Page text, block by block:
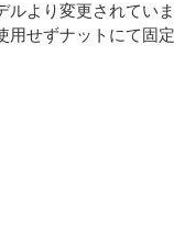
より変更されていま
せずナットにて固定